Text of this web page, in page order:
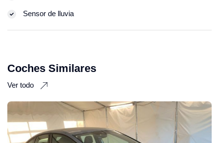
Sensor de lluvia
Coches Similares
Ver todo